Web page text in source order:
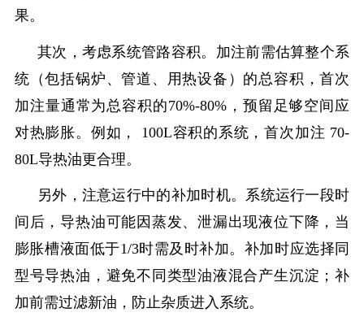
果。
其次，考虑系统管路容积。加注前需估算整个系
统（包括锅炉、管道、用热设备）的总容积，首次
加注量通常为总容积的70%-80%，预留足够空间应
对热膨胀。例如，
100L容积的系统，首次加注 70-
80L导热油更合理。
另外，注意运行中的补加时机。系统运行一段时
间后，导热油可能因蒸发、泄漏出现液位下降，当
膨胀槽液面低于1/3时需及时补加。补加时应选择同
型号导热油，避免不同类型油液混合产生沉淀；补
加前需过滤新油，防止杂质进入系统。